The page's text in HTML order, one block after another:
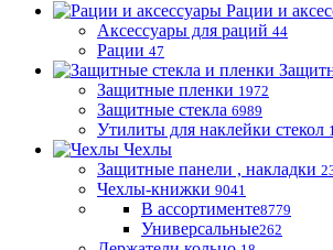
Рации и
Аксессуары для раций 44
Рации 47
Защитные пленки 1972
Защитные стекла 6989
Утилиты для наклейки стекол
Чехлы
Защитные панели , накладки
Чехлы-книжки 9041
В ассортименте8779
Универсальные262